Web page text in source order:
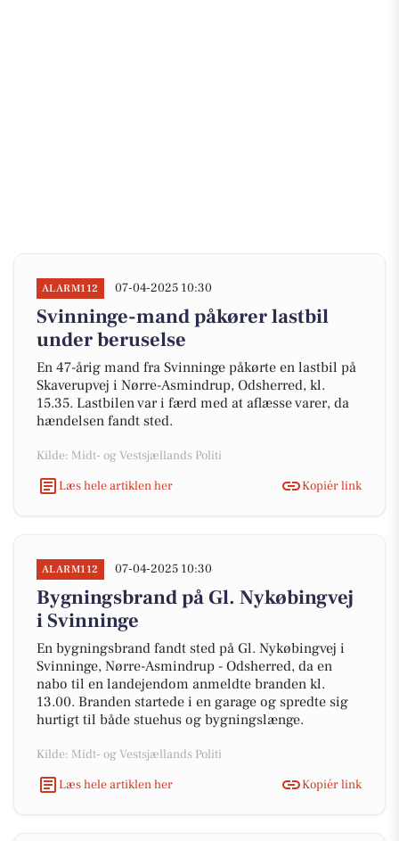
ALARM112 07-04-2025 10:30
Svinninge-mand påkører lastbil
under beruselse
En 47-årig mand fra Svinninge påkørte en lastbil på
Skaverupvej i Nørre-Asmindrup, Odsherred, kl.
15.35. Lastbilen var i færd med at aflæsse varer, da
hændelsen fandt sted.
Kilde: Midt- og Vestsjællands Politi
Læs hele artiklen her
Kopiér link
ALARM112 07-04-2025 10:30
Bygningsbrand på Gl. Nykøbingvej
i Svinninge
En bygningsbrand fandt sted på Gl. Nykøbingvej i
Svinninge, Nørre-Asmindrup - Odsherred, da en
nabo til en landejendom anmeldte branden kl.
13.00. Branden startede i en garage og spredte sig
hurtigt til både stuehus og bygningslænge.
Kilde: Midt- og Vestsjællands Politi
Læs hele artiklen her
Kopiér link